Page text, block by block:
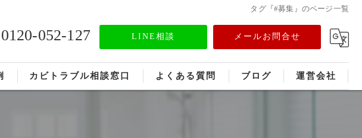
タグ『#募集』のページ一覧
0120-052-127 LINE相談 メールお問合せ
カビトラブル相談窓口 よくある質問 ブログ 運営会社